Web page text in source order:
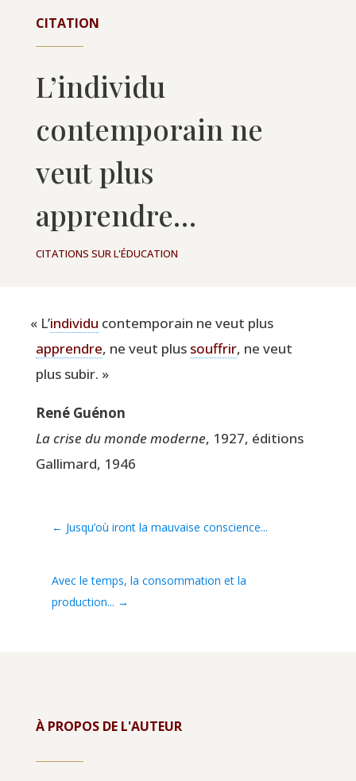
CITATION
L’individu
contemporain ne
veut plus
apprendre…
CITATIONS SUR L'ÉDUCATION
« L’indi­vi­du contem­po­rain ne veut plus
apprendre, ne veut plus souf­frir, ne veut
plus subir. »
René Gué­non
La crise du monde moderne, 1927, édi­tions
Gal­li­mard, 1946
← Jusqu’où iront la mauvaise conscience...
Avec le temps, la consommation et la
production... →
À PROPOS DE L'AUTEUR